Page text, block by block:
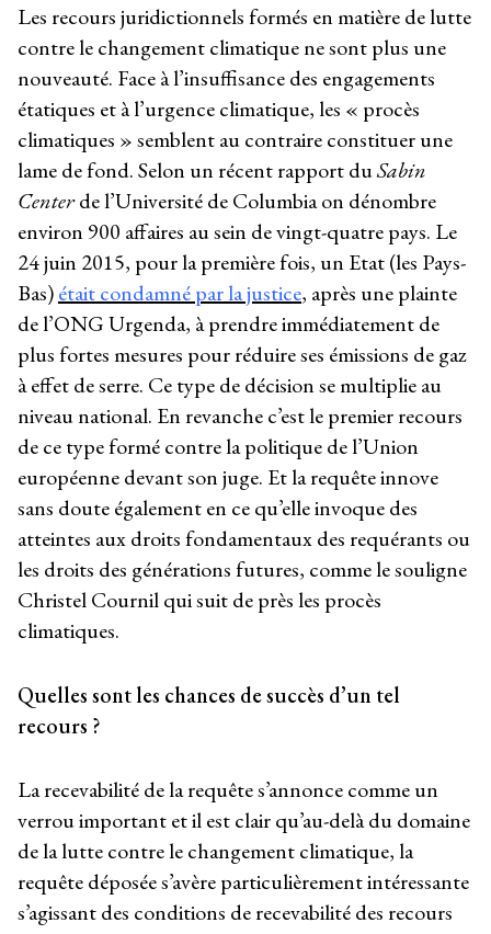
Les recours juridictionnels formés en matière de lutte
contre le changement climatique ne sont plus une
nouveauté. Face à l’insuffisance des engagements
étatiques et à l’urgence climatique, les « procès
climatiques » semblent au contraire constituer une
lame de fond. Selon un récent rapport duSabin
Centerde l’Université de Columbia on dénombre
environ 900 affaires au sein de vingt-quatre pays. Le
24 juin 2015, pour la première fois, un Etat (les Pays-
Bas)était condamné par la justice, après une plainte
de l’ONG Urgenda, à prendre immédiatement de
plus fortes mesures pour réduire ses émissions de gaz
à effet de serre. Ce type de décision se multiplie au
niveau national. En revanche c’est le premier recours
de ce type formé contre la politique de l’Union
européenne devant son juge. Et la requête innove
sans doute également en ce qu’elle invoque des
atteintes aux droits fondamentaux des requérants ou
les droits des générations futures, comme le souligne
Christel Cournil qui suit de près les procès
climatiques.
Quelles sont les chances de succès d’un tel
recours ?
La recevabilité de la requête s’annonce comme un
verrou important et il est clair qu’au-delà du domaine
de la lutte contre le changement climatique, la
requête déposée s’avère particulièrement intéressante
s’agissant des conditions de recevabilité des recours